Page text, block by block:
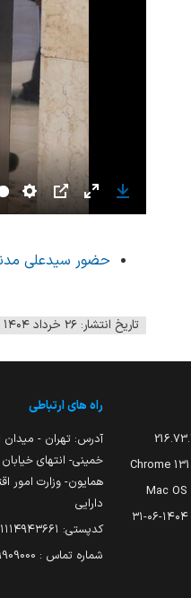
Settings
PIP EnterDownload
حضور سیدعلی
تاریخ انتشار: ۲۶ خرداد ۱۴۰۴ - ۰۹:۵۶
Mac OS
۱۴۰۴-۰۶-۳۱
راه های ارتباطی
آدرس: تهران - میدان
خمینی- انتهای
همایون- وزارت امور
دارایی
کدپستی: ۱۱۱۴۹۴۳۶۶۱
شماره تماس : 39909000